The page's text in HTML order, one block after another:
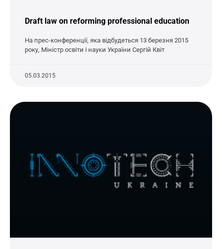
Draft law on reforming professional education
На прес-конференції, яка відбудеться 13 березня 2015
року, Міністр освіти і науки України Сергій Квіт
05.03.2015